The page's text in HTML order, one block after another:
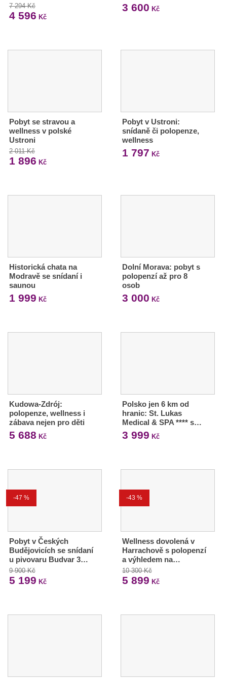
7 294 Kč
4 596 Kč
3 600 Kč
Pobyt se stravou a
wellness v polské
Ustroni
2 011 Kč
1 896 Kč
Pobyt v Ustroni:
snídaně či polopenze,
wellness
1 797 Kč
Historická chata na
Modravě se snídaní i
saunou
1 999 Kč
Dolní Morava: pobyt s
polopenzí až pro 8
osob
3 000 Kč
Kudowa-Zdrój:
polopenze, wellness i
zábava nejen pro děti
5 688 Kč
Polsko jen 6 km od
hranic: St. Lukas
Medical & SPA **** s…
3 999 Kč
-47 %
Pobyt v Českých
Budějovicích se snídaní
u pivovaru Budvar 3…
9 900 Kč
5 199 Kč
-43 %
Wellness dovolená v
Harrachově s polopenzí
a výhledem na…
10 300 Kč
5 899 Kč